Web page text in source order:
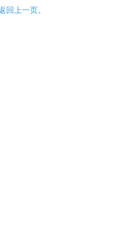
回上一页。